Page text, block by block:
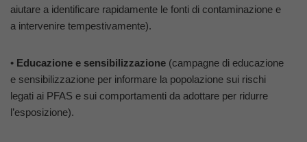
aiutare a identificare rapidamente le fonti di contaminazione e
a intervenire tempestivamente).
• Educazione e sensibilizzazione (campagne di educazione
e sensibilizzazione per informare la popolazione sui rischi
legati ai PFAS e sui comportamenti da adottare per ridurre
l’esposizione).